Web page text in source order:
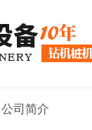
公司简介